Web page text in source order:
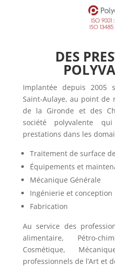
DES
Implantée depuis 2005
Saint-Aulaye, au point de
de la Gironde et des
société polyvalente
prestations dans les
Traitement de surface
Équipements et
Mécanique Générale
Ingénierie et conception
Fabrication
Au service des
alimentaire, Pétro-
Cosmétique,
professionnels de l’Art et